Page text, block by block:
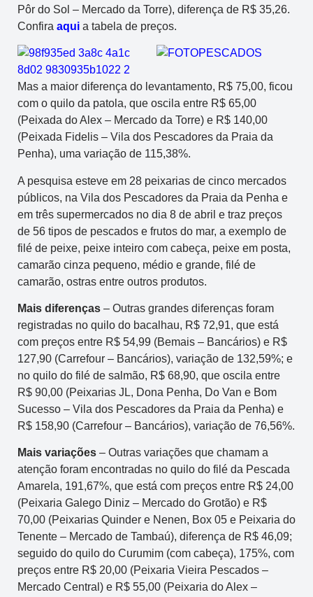
Pôr do Sol – Mercado da Torre), diferença de R$ 35,26.
Confira aqui a tabela de preços.
Mas a maior diferença do levantamento, R$ 75,00, ficou
com o quilo da patola, que oscila entre R$ 65,00
(Peixada do Alex – Mercado da Torre) e R$ 140,00
(Peixada Fidelis – Vila dos Pescadores da Praia da
Penha), uma variação de 115,38%.
A pesquisa esteve em 28 peixarias de cinco mercados
públicos, na Vila dos Pescadores da Praia da Penha e
em três supermercados no dia 8 de abril e traz preços
de 56 tipos de pescados e frutos do mar, a exemplo de
filé de peixe, peixe inteiro com cabeça, peixe em posta,
camarão cinza pequeno, médio e grande, filé de
camarão, ostras entre outros produtos.
Mais diferenças – Outras grandes diferenças foram
registradas no quilo do bacalhau, R$ 72,91, que está
com preços entre R$ 54,99 (Bemais – Bancários) e R$
127,90 (Carrefour – Bancários), variação de 132,59%; e
no quilo do filé de salmão, R$ 68,90, que oscila entre
R$ 90,00 (Peixarias JL, Dona Penha, Do Van e Bom
Sucesso – Vila dos Pescadores da Praia da Penha) e
R$ 158,90 (Carrefour – Bancários), variação de 76,56%.
Mais variações – Outras variações que chamam a
atenção foram encontradas no quilo do filé da Pescada
Amarela, 191,67%, que está com preços entre R$ 24,00
(Peixaria Galego Diniz – Mercado do Grotão) e R$
70,00 (Peixarias Quinder e Nenen, Box 05 e Peixaria do
Tenente – Mercado de Tambaú), diferença de R$ 46,09;
seguido do quilo do Curumim (com cabeça), 175%, com
preços entre R$ 20,00 (Peixaria Vieira Pescados –
Mercado Central) e R$ 55,00 (Peixaria do Alex –